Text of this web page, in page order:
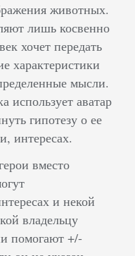
животных.
лишь косвенно
хочет передать
характеристики
мысли.
использует аватар
гипотезу о ее
интересах.
вместо
и некой
владельцу
помогают +/-